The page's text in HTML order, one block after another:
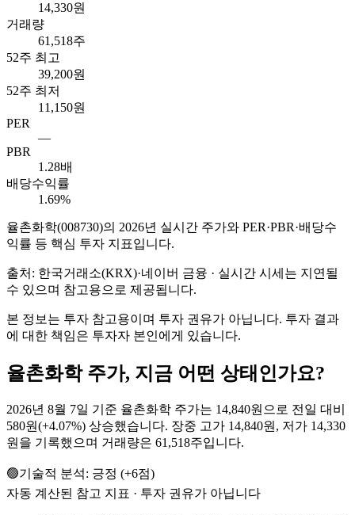
14,330원
거래량
61,518주
52주 최고
39,200원
52주 최저
11,150원
PER
—
PBR
1.28배
배당수익률
1.69%
율촌화학(008730)의 2026년 실시간 주가와 PER·PBR·배당수
익률 등 핵심 투자 지표입니다.
출처: 한국거래소(KRX)·네이버 금융 · 실시간 시세는 지연될
수 있으며 참고용으로 제공됩니다.
본 정보는 투자 참고용이며 투자 권유가 아닙니다. 투자 결과
에 대한 책임은 투자자 본인에게 있습니다.
율촌화학주가, 지금 어떤 상태인가요?
2026년 8월 7일 기준 율촌화학 주가는 14,840원으로 전일 대비
580원(+4.07%) 상승했습니다. 장중 고가 14,840원, 저가 14,330
원을 기록했으며 거래량은 61,518주입니다.
🟢기술적 분석: 긍정 (+6점)
자동 계산된 참고 지표 · 투자 권유가 아닙니다